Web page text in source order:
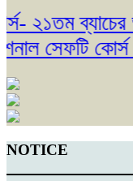
ব্যাচের
সেফটি কোর্স -
NOTICE